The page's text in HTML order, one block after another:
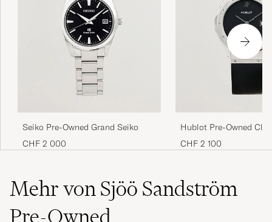
Seiko Pre-Owned Grand Seiko
CHF 2 000
Hublot Pre-Owned
CHF 2 100
Mehr von Sjöö Sandström
Pre-Owned